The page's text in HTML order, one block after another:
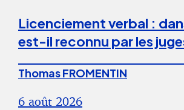
Licenciement verbal :
est-il reconnu par les
Thomas FROMENTIN
6 août 2026